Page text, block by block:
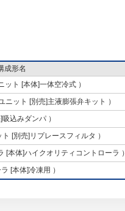
成形名
ット [本体]一体空冷式 ）
ニット [別売]主液膨張弁キット ）
込みダンパ ）
[別売]リプレースフィルタ ）
[本体]ハイクオリティコントローラ ）
[本体]冷凍用 ）